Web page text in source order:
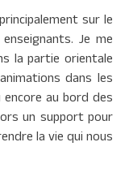
sur le
Je me
la partie orientale
dans les
au bord des
un support pour
la vie qui nous